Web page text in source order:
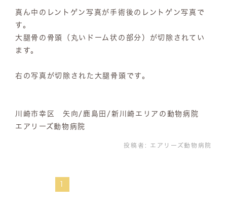
真ん中のレントゲン写真が手術後のレントゲン写真で
す。
大腿骨の骨頭（丸いドーム状の部分）が切除されてい
ます。
右の写真が切除された大腿骨頭です。
川崎市幸区 矢向/鹿島田/新川崎エリアの動物病院
エアリーズ動物病院
投稿者: エアリーズ動物病院
1